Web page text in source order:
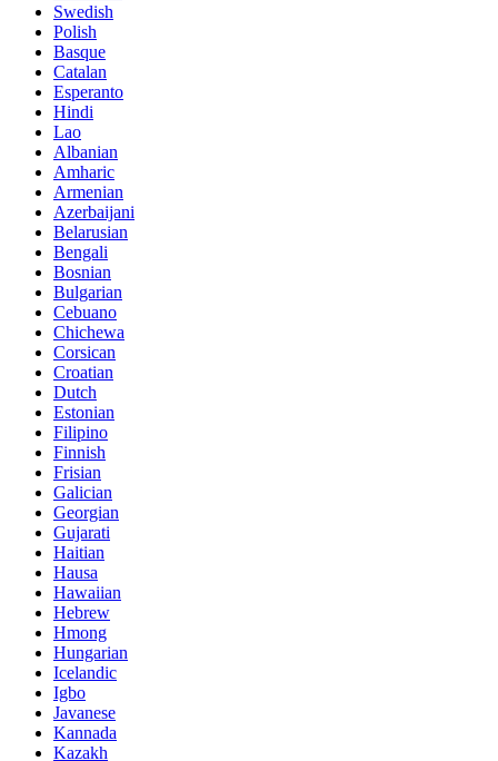
Swedish
Polish
Basque
Catalan
Esperanto
Hindi
Lao
Albanian
Amharic
Armenian
Azerbaijani
Belarusian
Bengali
Bosnian
Bulgarian
Cebuano
Chichewa
Corsican
Croatian
Dutch
Estonian
Filipino
Finnish
Frisian
Galician
Georgian
Gujarati
Haitian
Hausa
Hawaiian
Hebrew
Hmong
Hungarian
Icelandic
Igbo
Javanese
Kannada
Kazakh